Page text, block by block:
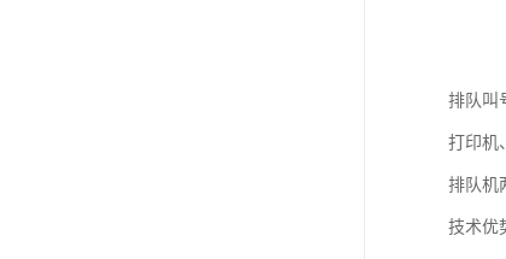
排队叫
打印机
排队机
技术优